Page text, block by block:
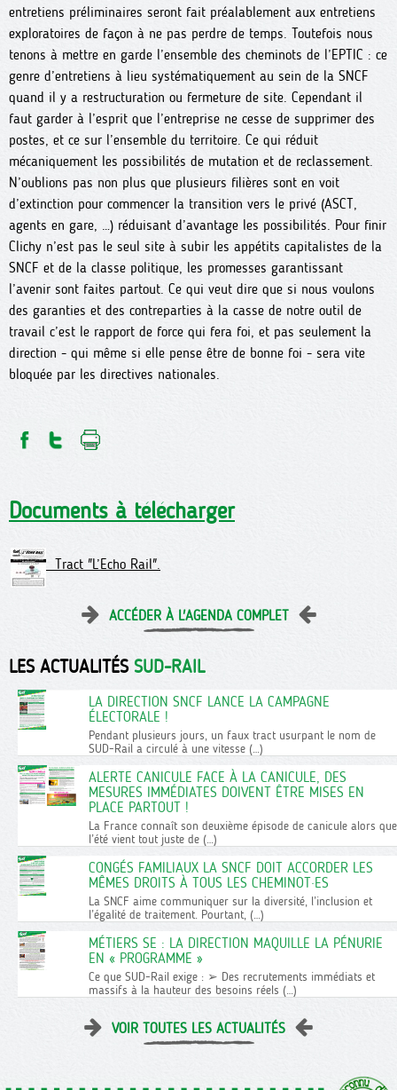
entretiens préliminaires seront fait préalablement aux entretiens
exploratoires de façon à ne pas perdre de temps. Toutefois nous
tenons à mettre en garde l’ensemble des cheminots de l’EPTIC : ce
genre d’entretiens à lieu systématiquement au sein de la SNCF
quand il y a restructuration ou fermeture de site. Cependant il
faut garder à l’esprit que l’entreprise ne cesse de supprimer des
postes, et ce sur l’ensemble du territoire. Ce qui réduit
mécaniquement les possibilités de mutation et de reclassement.
N’oublions pas non plus que plusieurs filières sont en voit
d’extinction pour commencer la transition vers le privé (ASCT,
agents en gare, …) réduisant d’avantage les possibilités. Pour finir
Clichy n’est pas le seul site à subir les appétits capitalistes de la
SNCF et de la classe politique, les promesses garantissant
l’avenir sont faites partout. Ce qui veut dire que si nous voulons
des garanties et des contreparties à la casse de notre outil de
travail c’est le rapport de force qui fera foi, et pas seulement la
direction - qui même si elle pense être de bonne foi - sera vite
bloquée par les directives nationales.
Documents à télécharger
Tract "L’Echo Rail".
ACCÉDER À L'AGENDA COMPLET
LES ACTUALITÉS SUD-RAIL
LA DIRECTION SNCF LANCE LA CAMPAGNE
ÉLECTORALE !
Pendant plusieurs jours, un faux tract usurpant le nom de
SUD-Rail a circulé à une vitesse (…)
ALERTE CANICULE FACE À LA CANICULE, DES
MESURES IMMÉDIATES DOIVENT ÊTRE MISES EN
PLACE PARTOUT !
La France connaît son deuxième épisode de canicule alors que
l’été vient tout juste de (…)
CONGÉS FAMILIAUX LA SNCF DOIT ACCORDER LES
MÊMES DROITS À TOUS LES CHEMINOT·ES
La SNCF aime communiquer sur la diversité, l’inclusion et
l’égalité de traitement. Pourtant, (…)
MÉTIERS SE : LA DIRECTION MAQUILLE LA PÉNURIE
EN « PROGRAMME »
Ce que SUD-Rail exige : ➢ Des recrutements immédiats et
massifs à la hauteur des besoins réels (…)
VOIR TOUTES LES ACTUALITÉS